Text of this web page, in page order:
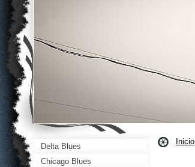
Inicio
Delta Blues
Chicago Blues